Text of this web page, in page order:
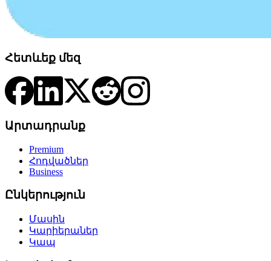
Հետևեք մեզ
Արտադրանք
Premium
Հոդվածներ
Business
Ընկերություն
Մասին
Կարիերաներ
Կապ